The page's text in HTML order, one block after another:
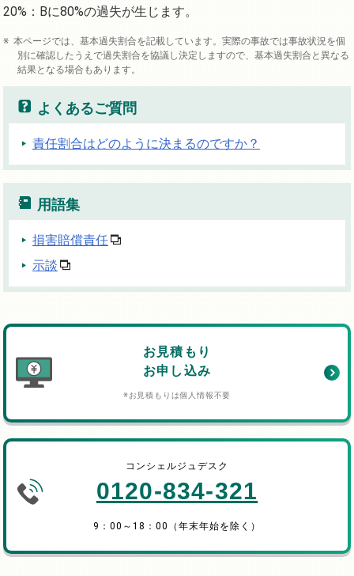
20%：Bに80%の過失が生じます。
本ページでは、基本過失割合を記載しています。実際の事故では事故状況を個
別に確認したうえで過失割合を協議し決定しますので、基本過失割合と異なる
結果となる場合もあります。
よくあるご質問
責任割合はどのように決まるのですか？
用語集
損害賠償責任
示談
お見積もり
お申し込み
※お見積もりは個人情報不要
コンシェルジュデスク
0120-834-321
9：00～18：00（年末年始を除く）